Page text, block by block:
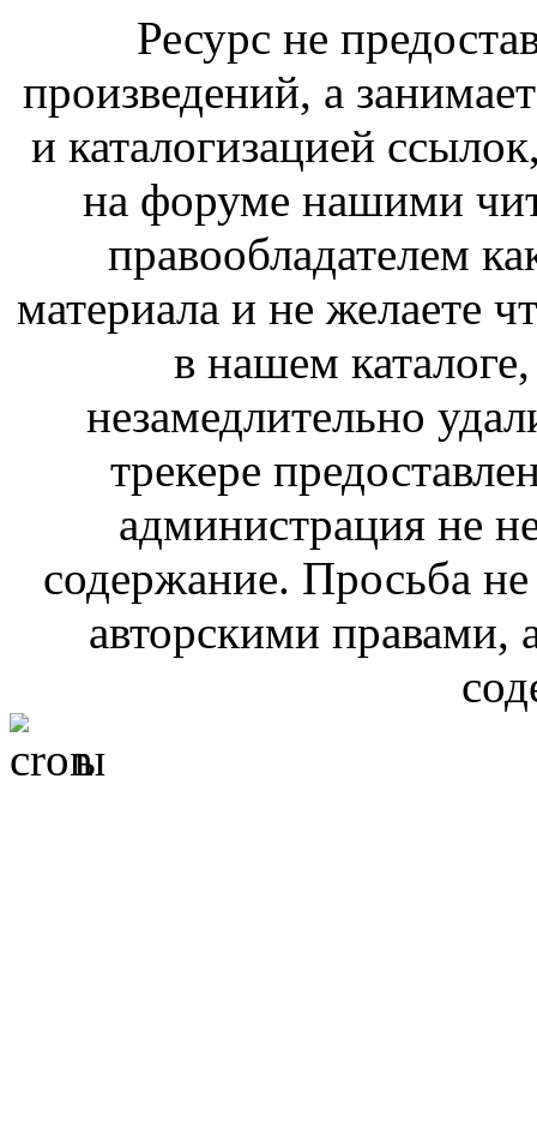
Ресурс не
произведений, а
и каталогизацией
на форуме нашими
правообладателем
материала и не желаете
в нашем
незамедлительно
трекере
администрация не
содержание. Просьба
авторскими правами,
ы